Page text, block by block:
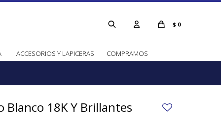
ACCESORIOS Y LAPICERAS COMPRAMOS
$ 0
Blanco 18K Y Brillantes